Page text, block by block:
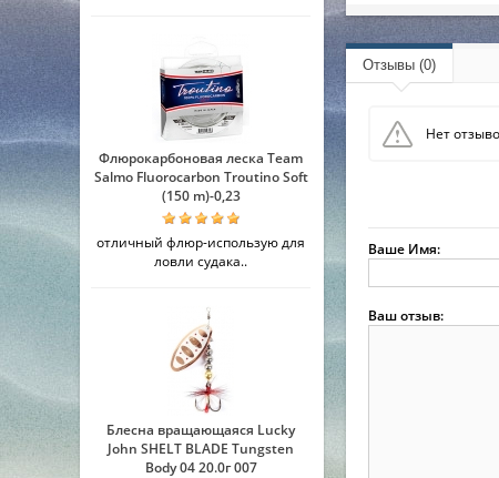
Флюрокарбоновая леска Team
Salmo Fluorocarbon Troutino Soft
(150 m)-0,23
отличный флюр-использую для
ловли судака..
Блесна вращающаяся Lucky
John SHELT BLADE Tungsten
Body 04 20.0г 007
Отзывы (0)
Нет
Ваше Имя:
Ваш отзыв: